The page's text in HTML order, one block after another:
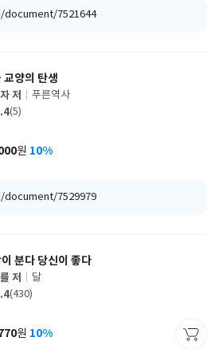
7521644
교양의 탄생
저
푸른역사
(5)
원 10%
7529979
분다 당신이 좋다
저
달
(430)
원 10%